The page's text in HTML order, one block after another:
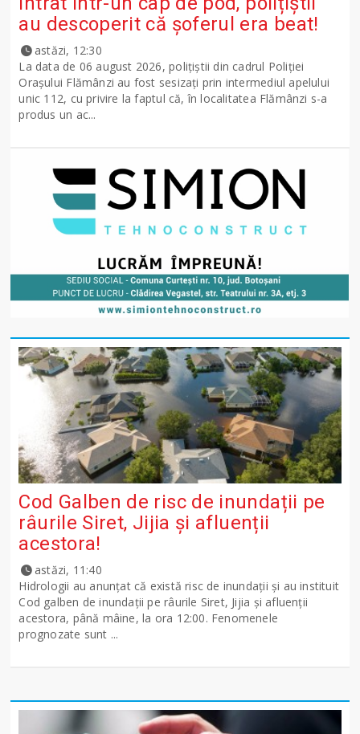
au descoperit că șoferul era beat!
astăzi, 12:30
La data de 06 august 2026, polițiștii din cadrul Poliției
Orașului Flămânzi au fost sesizați prin intermediul apelului
unic 112, cu privire la faptul că, în localitatea Flămânzi s-a
produs un ac...
Cod Galben de risc de inundații pe
râurile Siret, Jijia și afluenții
acestora!
astăzi, 11:40
Hidrologii au anunțat că există risc de inundații și au instituit
Cod galben de inundații pe râurile Siret, Jijia și afluenții
acestora, până mâine, la ora 12:00. Fenomenele
prognozate sunt ...